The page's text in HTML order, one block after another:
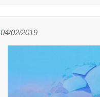
04/02/2019